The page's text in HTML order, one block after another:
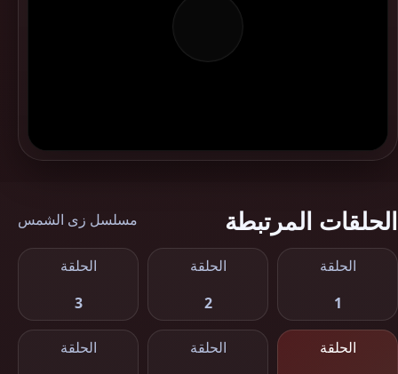
الحلقات المرتبطة مسلسل زى الشمس
الحلقة
1
الحلقة
2
الحلقة
3
الحلقة
الحلقة
الحلقة